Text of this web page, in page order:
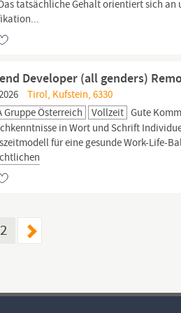
tatsächliche Gehalt orientiert sich
Developer (all genders)
Tirol, Kufstein, 6330
Gruppe Österreich
Vollzeit Gute
in Wort und Schrift
für eine gesunde Work-Life-
2